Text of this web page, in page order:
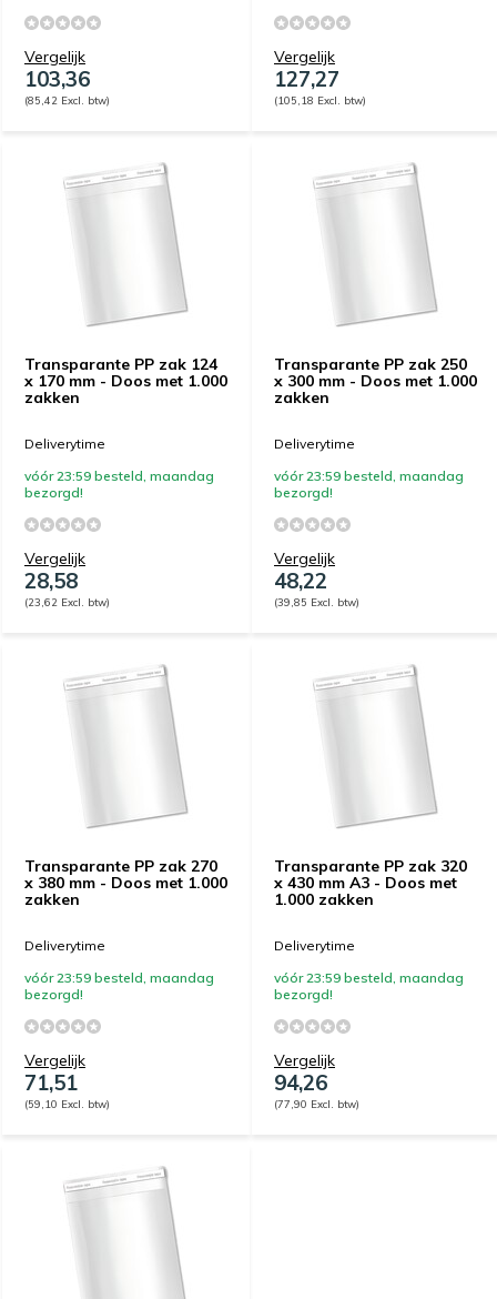
Vergelijk
103,36
(85,42 Excl. btw)
Vergelijk
127,27
(105,18 Excl. btw)
Transparante PP zak 124
x 170 mm - Doos met 1.000
zakken
Deliverytime
vóór 23:59 besteld, maandag
bezorgd!
Vergelijk
28,58
(23,62 Excl. btw)
Transparante PP zak 250
x 300 mm - Doos met 1.000
zakken
Deliverytime
vóór 23:59 besteld, maandag
bezorgd!
Vergelijk
48,22
(39,85 Excl. btw)
Transparante PP zak 270
x 380 mm - Doos met 1.000
zakken
Deliverytime
vóór 23:59 besteld, maandag
bezorgd!
Vergelijk
71,51
(59,10 Excl. btw)
Transparante PP zak 320
x 430 mm A3 - Doos met
1.000 zakken
Deliverytime
vóór 23:59 besteld, maandag
bezorgd!
Vergelijk
94,26
(77,90 Excl. btw)